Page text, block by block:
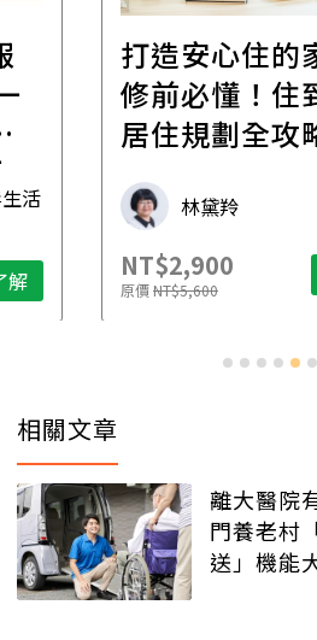
活
解
打造安心住的
修前必懂！住
居住規劃全攻
林黛羚
NT$2,900
原價NT$5,600
相關文章
離大醫院
門養老村
送」機能